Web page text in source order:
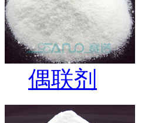
偶联剂